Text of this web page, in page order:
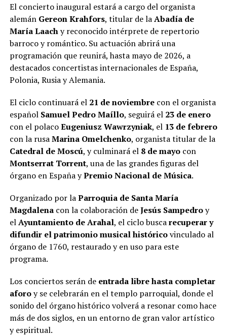
El concierto inaugural estará a cargo del organista
alemán Gereon Krahfors, titular de laAbadía de
María Laachy reconocido intérprete de repertorio
barroco y romántico. Su actuación abrirá una
programación que reunirá, hasta mayo de 2026, a
destacados concertistas internacionales de España,
Polonia, Rusia y Alemania.
El ciclo continuará el 21 de noviembrecon el organista
español Samuel Pedro Maíllo, seguirá el 23 de enero
con el polacoEugeniusz Wawrzyniak, el 13 de febrero
con la rusaMarina Omelchenko, organista titular de la
Catedral de Moscú, y culminará el 8 de mayocon
Montserrat Torrent, una de las grandes figuras del
órgano en España yPremio Nacional de Música.
Organizado por laParroquia de Santa María
Magdalenacon la colaboración deJesús Sampedroy
elAyuntamiento de Arahal, el ciclo buscarecuperar y
difundir el patrimonio musical históricovinculado al
órgano de 1760, restaurado y en uso para este
programa.
Los conciertos serán de entrada libre hasta completar
aforoy se celebrarán en el templo parroquial, donde el
sonido del órgano histórico volverá a resonar como hace
más de dos siglos, en un entorno de gran valor artístico
y espiritual.